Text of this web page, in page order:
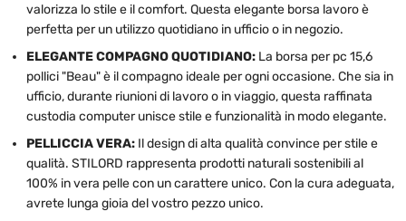
valorizza lo stile e il comfort. Questa elegante borsa lavoro è
perfetta per un utilizzo quotidiano in ufficio o in negozio.
ELEGANTE COMPAGNO QUOTIDIANO: La borsa per pc 15,6
pollici "Beau" è il compagno ideale per ogni occasione. Che sia in
ufficio, durante riunioni di lavoro o in viaggio, questa raffinata
custodia computer unisce stile e funzionalità in modo elegante.
PELLICCIA VERA: Il design di alta qualità convince per stile e
qualità. STILORD rappresenta prodotti naturali sostenibili al
100% in vera pelle con un carattere unico. Con la cura adeguata,
avrete lunga gioia del vostro pezzo unico.